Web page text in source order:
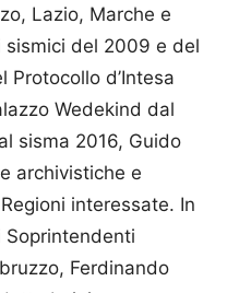
Lazio, Marche e
del 2009 e del
Protocollo d’Intesa
Wedekind dal
sisma 2016, Guido
archivistiche e
interessate. In
Soprintendenti
Ferdinando